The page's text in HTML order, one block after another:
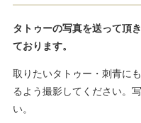
タトゥーの写真を送って頂
ております。
取りたいタトゥー・刺青に
るよう撮影してください。
い。